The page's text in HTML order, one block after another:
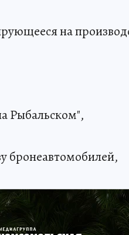
на
Рыбальском",
бронеавтомобилей,